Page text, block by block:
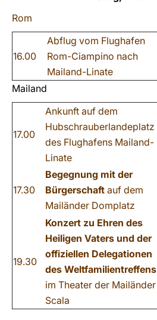
Rom
16.00
Abflug vom Flughafen
Rom-Ciampino nach
Mailand-Linate
Mailand
17.00
Ankunft auf dem
Hubschrauberlandeplatz
des Flughafens Mailand-
Linate
17.30
Begegnung mit der
Bürgerschaft auf dem
Mailänder Domplatz
19.30
Konzert zu Ehren des
Heiligen Vaters und der
offiziellen Delegationen
des Weltfamilientreffens
im Theater der Mailänder
Scala